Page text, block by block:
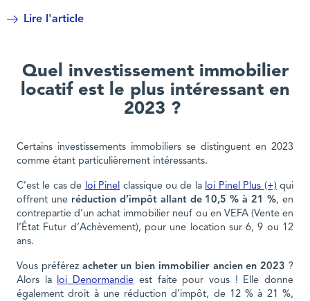
Lire l'article
Quel investissement immobilier
locatif est le plus intéressant en
2023 ?
Certains investissements immobiliers se distinguent en 2023
comme étant particulièrement intéressants.
C’est le cas de loi Pinel classique ou de la loi Pinel Plus (+)qui
offrent une réduction d’impôt allant de 10,5 % à 21 %, en
contrepartie d’un achat immobilier neuf ou en VEFA (Vente en
l’État Futur d’Achèvement), pour une location sur 6, 9 ou 12
ans.
Vous préférez acheter un bien immobilier ancien en 2023 ?
Alors la loi Denormandie est faite pour vous ! Elle donne
également droit à une réduction d’impôt, de 12 % à 21 %,